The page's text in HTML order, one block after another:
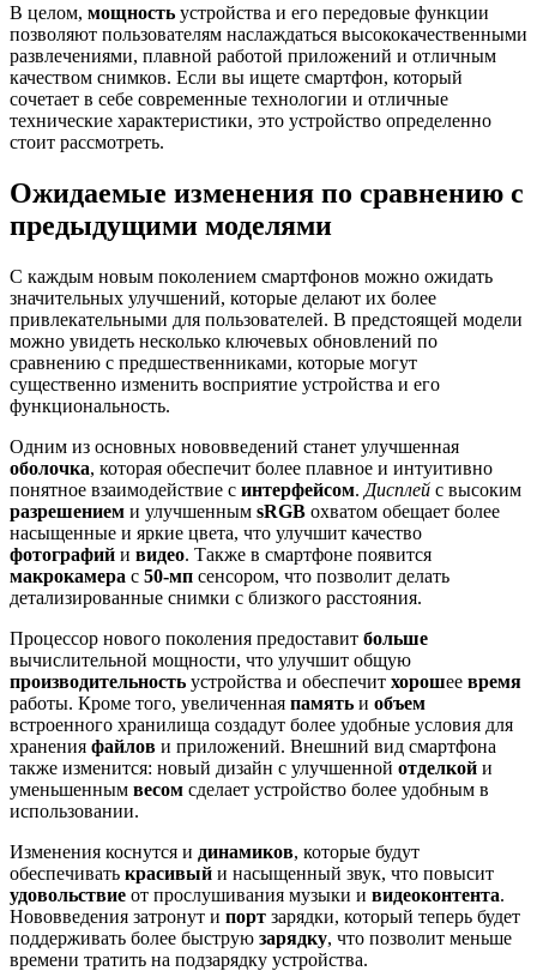
В целом, мощность устройства и его передовые функции
позволяют пользователям наслаждаться высококачественными
развлечениями, плавной работой приложений и отличным
качеством снимков. Если вы ищете смартфон, который
сочетает в себе современные технологии и отличные
технические характеристики, это устройство определенно
стоит рассмотреть.
Ожидаемые изменения по сравнению с
предыдущими моделями
С каждым новым поколением смартфонов можно ожидать
значительных улучшений, которые делают их более
привлекательными для пользователей. В предстоящей модели
можно увидеть несколько ключевых обновлений по
сравнению с предшественниками, которые могут
существенно изменить восприятие устройства и его
функциональность.
Одним из основных нововведений станет улучшенная
оболочка, которая обеспечит более плавное и интуитивно
понятное взаимодействие с интерфейсом. Дисплей с высоким
разрешением и улучшенным sRGB охватом обещает более
насыщенные и яркие цвета, что улучшит качество
фотографий и видео. Также в смартфоне появится
макрокамера с 50-мп сенсором, что позволит делать
детализированные снимки с близкого расстояния.
Процессор нового поколения предоставит больше
вычислительной мощности, что улучшит общую
производительность устройства и обеспечит хорошее время
работы. Кроме того, увеличенная память и объем
встроенного хранилища создадут более удобные условия для
хранения файлов и приложений. Внешний вид смартфона
также изменится: новый дизайн с улучшенной отделкой и
уменьшенным весом сделает устройство более удобным в
использовании.
Изменения коснутся и динамиков, которые будут
обеспечивать красивый и насыщенный звук, что повысит
удовольствие от прослушивания музыки и видеоконтента.
Нововведения затронут и порт зарядки, который теперь будет
поддерживать более быструю зарядку, что позволит меньше
времени тратить на подзарядку устройства.